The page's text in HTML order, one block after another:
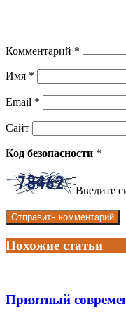
Комментарий *
Имя *
Email *
Сайт
Код безопасности *
Введите
Похожие статьи
Приятный